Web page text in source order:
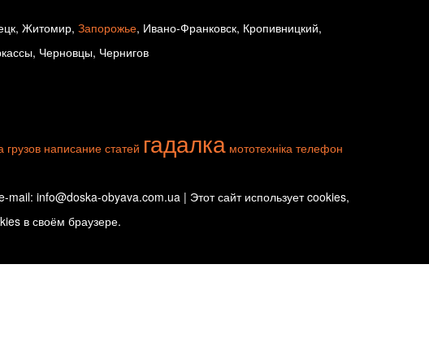
Житомир, Запорожье, Ивано-Франковск, Кропивницкий,
Черновцы, Чернигов
грузов написание статей гадалка мототехніка телефон
info@doska-obyava.com.ua | Этот сайт использует cookies,
в своём браузере.